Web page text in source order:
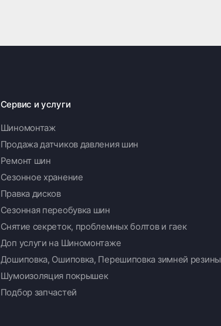
Сервис и услуги
Шиномонтаж
Продажа датчиков давления шин
Ремонт шин
Сезонное хранение
Правка дисков
Сезонная переобувка шин
Снятие секреток, проблемных болтов и гаек
Доп услуги на Шиномонтаже
Дошиповка, Ошиповка, Перешиповка зимней резины
Шумоизоляция покрышек
Подбор запчастей